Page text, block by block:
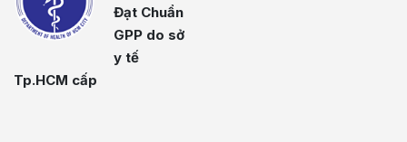
Đạt Chuẩn
GPP do sở
y tế
Tp.HCM cấp